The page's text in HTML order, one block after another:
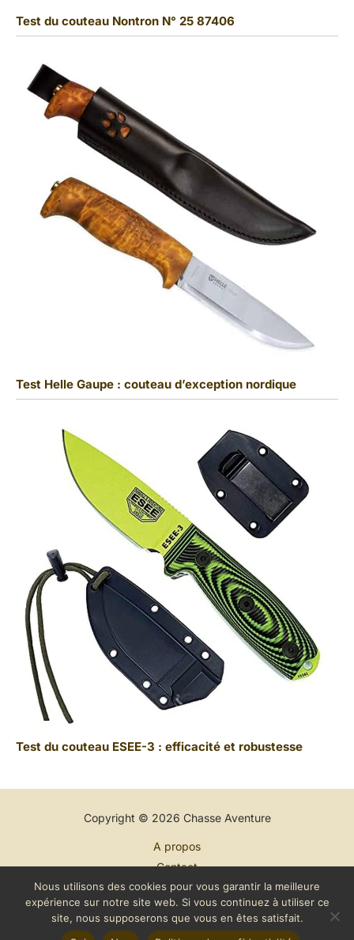
Test du couteau Nontron N° 25 87406
Test Helle Gaupe : couteau d’exception nordique
Test du couteau ESEE-3 : efficacité et robustesse
Copyright © 2026 Chasse Aventure
A propos
Contact
Plan du site
Mentions légales
Politique de confidentialité
Nous utilisons des cookies pour vous garantir la meilleure
expérience sur notre site web. Si vous continuez à utiliser ce
site, nous supposerons que vous en êtes satisfait.